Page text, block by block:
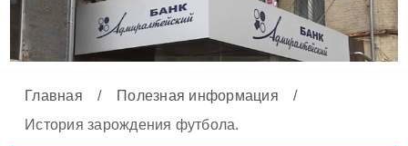
Главная / Полезная информация
/
История зарождения футбола.